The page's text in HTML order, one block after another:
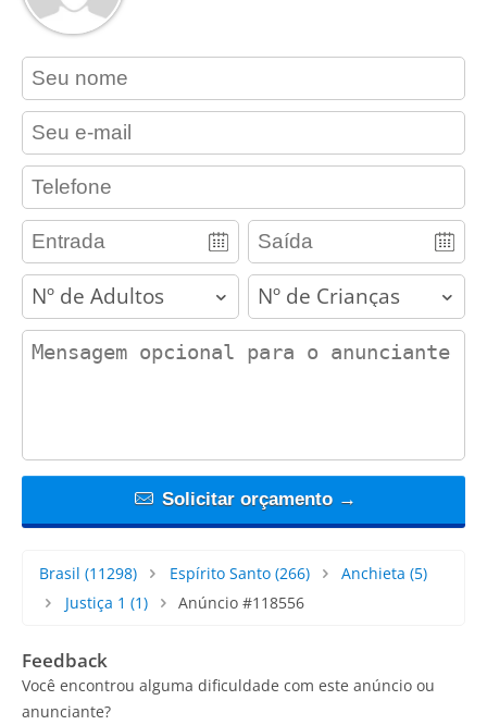
contact_name
contact_email
contact_phone
adults children
contact_message
Solicitar orçamento →
Brasil (11298) Espírito Santo(266) Anchieta (5)
Justiça 1 (1) Anúncio #118556
Feedback
Você encontrou alguma dificuldade com este anúncio ou
anunciante?